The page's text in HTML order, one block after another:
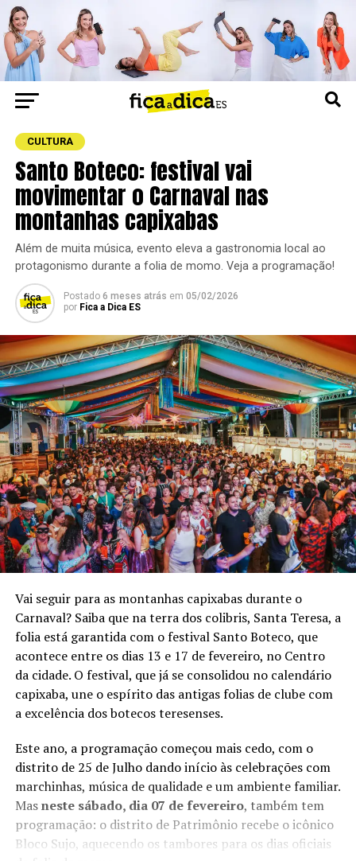
CULTURA
Santo Boteco: festival vai
movimentar o Carnaval nas
montanhas capixabas
Além de muita música, evento eleva a gastronomia local ao
protagonismo durante a folia de momo. Veja a programação!
Postado 6 meses atrás em 05/02/2026
por Fica a Dica ES
Vai seguir para as montanhas capixabas durante o
Carnaval? Saiba que na terra dos colibris, Santa Teresa, a
folia está garantida com o festival Santo Boteco, que
acontece entre os dias 13 e 17 de fevereiro, no Centro
da cidade. O festival, que já se consolidou no calendário
capixaba, une o espírito das antigas folias de clube com
a excelência dos botecos teresenses.
Este ano, a programação começou mais cedo, com o
distrito de 25 de Julho dando início às celebrações com
marchinhas, música de qualidade e um ambiente familiar.
Masneste sábado, dia 07 de fevereiro, também tem
programação: o distrito de Patrimônio recebe o icônico
Bloco Sujo, aquecendo os tambores para os dias oficiais